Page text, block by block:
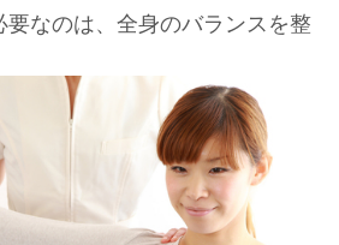
要なのは、全身のバランスを整